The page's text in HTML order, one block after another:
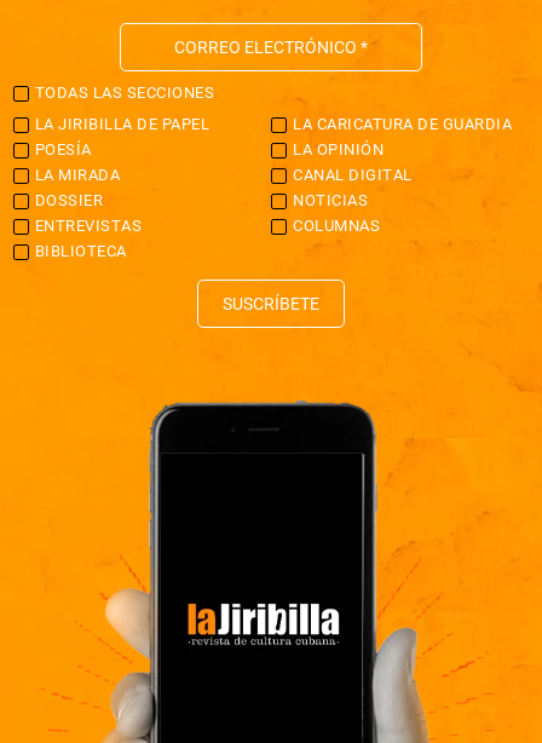
TODAS LAS SECCIONES
LA JIRIBILLA DE PAPEL
LA CARICATURA DE GUARDIA
POESÍA
LA OPINIÓN
LA MIRADA
CANAL DIGITAL
DOSSIER
NOTICIAS
ENTREVISTAS
COLUMNAS
BIBLIOTECA
SUSCRÍBETE